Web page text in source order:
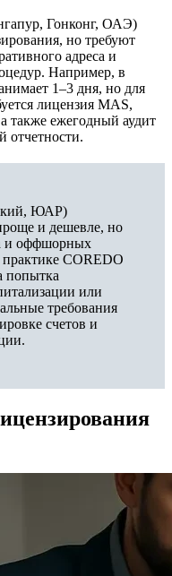
Гонконг, ОАЭ)
но требуют
адреса и
Например, в
1–3 дня, но для
лицензия MAS,
также ежегодный аудит
отчетности.
ЮАР)
и дешевле, но
и оффшорных
COREDO
попытка
или
требования
счетов и